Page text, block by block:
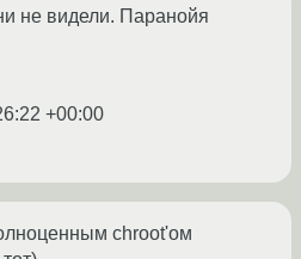
не видели. Паранойя
+00:00
chroot'ом